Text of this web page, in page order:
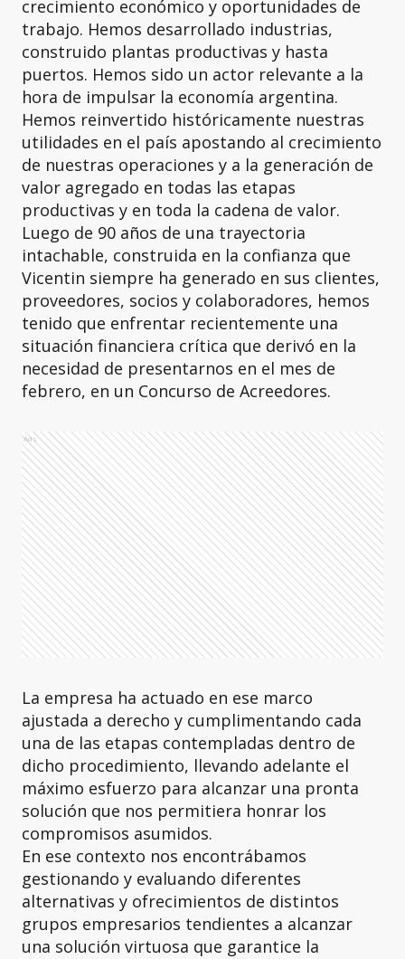
crecimiento económico y oportunidades de
trabajo. Hemos desarrollado industrias,
construido plantas productivas y hasta
puertos. Hemos sido un actor relevante a la
hora de impulsar la economía argentina.
Hemos reinvertido históricamente nuestras
utilidades en el país apostando al crecimiento
de nuestras operaciones y a la generación de
valor agregado en todas las etapas
productivas y en toda la cadena de valor.
Luego de 90 años de una trayectoria
intachable, construida en la confianza que
Vicentin siempre ha generado en sus clientes,
proveedores, socios y colaboradores, hemos
tenido que enfrentar recientemente una
situación financiera crítica que derivó en la
necesidad de presentarnos en el mes de
febrero, en un Concurso de Acreedores.
Ads
La empresa ha actuado en ese marco
ajustada a derecho y cumplimentando cada
una de las etapas contempladas dentro de
dicho procedimiento, llevando adelante el
máximo esfuerzo para alcanzar una pronta
solución que nos permitiera honrar los
compromisos asumidos.
En ese contexto nos encontrábamos
gestionando y evaluando diferentes
alternativas y ofrecimientos de distintos
grupos empresarios tendientes a alcanzar
una solución virtuosa que garantice la